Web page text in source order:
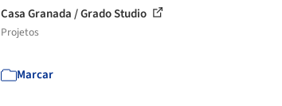
Casa Granada / Grado Studio
Projetos
Marcar